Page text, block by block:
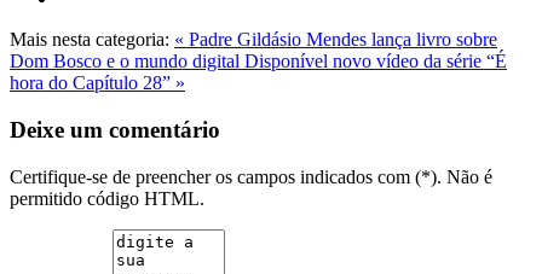
Mais nesta categoria: « Padre Gildásio Mendes lança livro sobre
Dom Bosco e o mundo digital Disponível novo vídeo da série “É
hora do Capítulo 28” »
Deixe um comentário
Certifique-se de preencher os campos indicados com (*). Não é
permitido código HTML.